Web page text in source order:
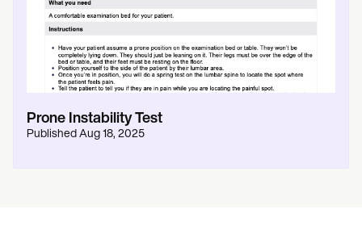
Prone Instability Test
Published Aug 18, 2025